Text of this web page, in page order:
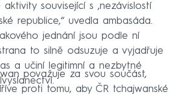
související s ‚nezávislostí
republice,“ uvedla ambasáda.
jednání jsou podle ní
to silně odsuzuje a vyjadřuje
a učiní legitimní a nezbytné
považuje za svou součást,
proti tomu, aby ČR tchajwanské